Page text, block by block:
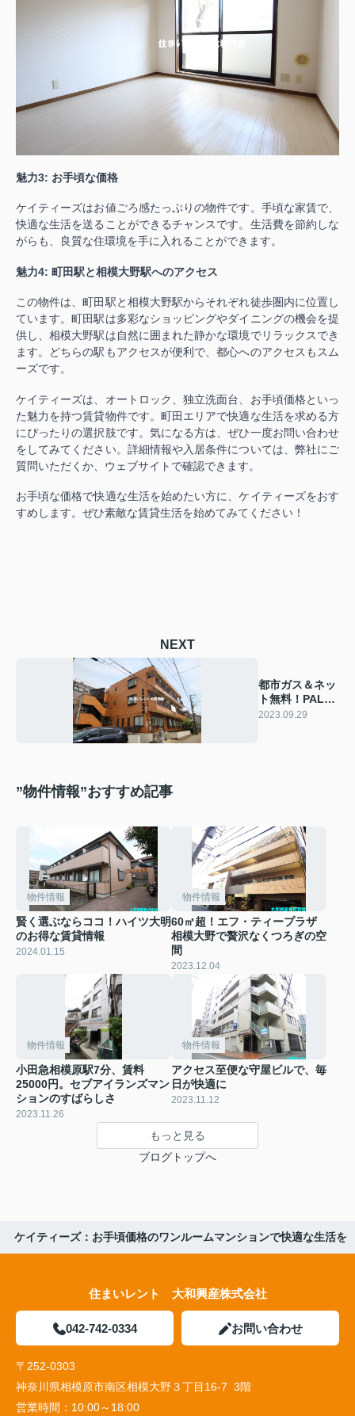
魅力3: お手頃な価格
ケイティーズはお値ごろ感たっぷりの物件です。手頃な家賃で、
快適な生活を送ることができるチャンスです。生活費を節約しな
がらも、良質な住環境を手に入れることができます。
魅力4: 町田駅と相模大野駅へのアクセス
この物件は、町田駅と相模大野駅からそれぞれ徒歩圏内に位置し
ています。町田駅は多彩なショッピングやダイニングの機会を提
供し、相模大野駅は自然に囲まれた静かな環境でリラックスでき
ます。どちらの駅もアクセスが便利で、都心へのアクセスもスム
ーズです。
ケイティーズは、オートロック、独立洗面台、お手頃価格といっ
た魅力を持つ賃貸物件です。町田エリアで快適な生活を求める方
にぴったりの選択肢です。気になる方は、ぜひ一度お問い合わせ
をしてみてください。詳細情報や入居条件については、弊社にご
質問いただくか、ウェブサイトで確認できます。
お手頃な価格で快適な生活を始めたい方に、ケイティーズをおす
すめします。ぜひ素敵な賃貸生活を始めてみてください！
NEXT
都市ガス＆ネッ
ト無料！PALビ
ルでのコスパ〇
2023.09.29
”物件情報”おすすめ記事
物件情報
賢く選ぶならココ！ハイツ大明
のお得な賃貸情報
2024.01.15
物件情報
60㎡超！エフ・ティープラザ
相模大野で贅沢なくつろぎの空
間
2023.12.04
物件情報
小田急相模原駅7分、賃料
25000円。セブアイランズマン
ションのすばらしさ
2023.11.26
物件情報
アクセス至便な守屋ビルで、毎
日が快適に
2023.11.12
もっと見る
ブログトップへ
ケイティーズ：お手頃価格のワンルームマンションで快適な生活を
住まいレント 大和興産株式会社
042-742-0334 お問い合わせ
〒252-0303
神奈川県相模原市南区相模大野３丁目16-7 3階
営業時間： 10:00～18:00